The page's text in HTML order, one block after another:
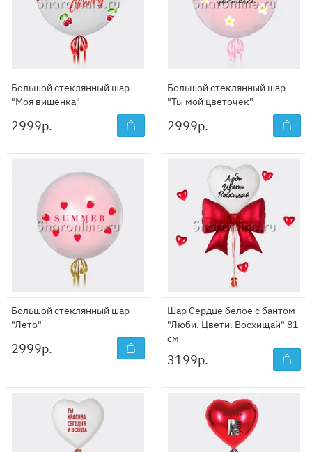
Большой стеклянный шар
"Моя вишенка"
2999р.
Большой стеклянный шар
"Ты мой цветочек"
2999р.
Большой стеклянный шар
"Лето"
2999р.
Шар Сердце белое с бантом
"Люби. Цвети. Восхищай" 81
см
3199р.